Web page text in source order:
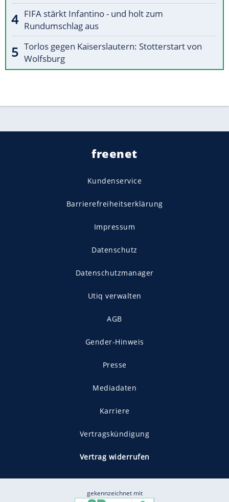
FIFA stärkt Infantino - und holt zum
Rundumschlag aus
Torlos gegen Kaiserslautern: Stotterstart von
Wolfsburg
freenet
Kundenservice
Barrierefreiheitserklärung
Impressum
Datenschutz
Datenschutzmanager
Utiq verwalten
AGB
Gender-Hinweis
Presse
Mediadaten
Karriere
Vertragskündigung
Vertrag widerrufen
gekennzeichnet mit